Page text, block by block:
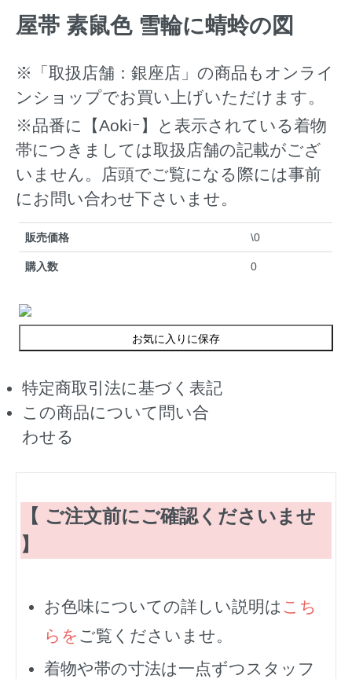
屋帯 素鼠色 雪輪に蜻蛉の図
※「取扱店舗：銀座店」の商品もオンライ
ンショップでお買い上げいただけます。
※品番に【Aokiｰ】と表示されている着物
帯につきましては取扱店舗の記載がござ
いません。店頭でご覧になる際には事前
にお問い合わせ下さいませ。
販売価格 \0
購入数 0
お気に入りに保存
特定商取引法に基づく表記
この商品について問い合
わせる
【 ご注文前にご確認くださいませ
】
お色味についての詳しい説明は こち
らを ご覧くださいませ。
着物や帯の寸法は一点ずつスタッフ